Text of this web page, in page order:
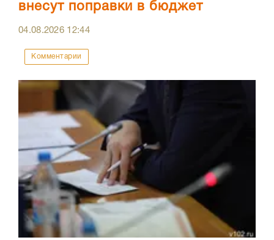
внесут поправки в бюджет
04.08.2026 12:44
Комментарии